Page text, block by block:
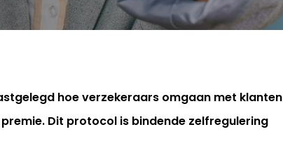
hoe verzekeraars omgaan met klanten
Dit protocol is bindende zelfregulering